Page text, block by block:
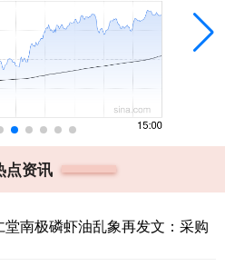
点资讯
南极磷虾油乱象再发文：采购